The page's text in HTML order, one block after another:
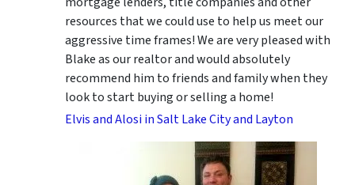
resources that we could use to help us meet our
aggressive time frames! We are very pleased with
Blake as our realtor and would absolutely
recommend him to friends and family when they
look to start buying or selling a home!
Elvis and Alosi in Salt Lake City and Layton